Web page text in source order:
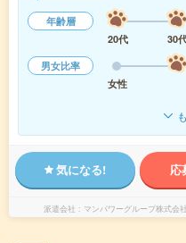
年齢層
20代
30
男女比率
女性
気になる! 応
派遣会社 マンパワーグループ株式